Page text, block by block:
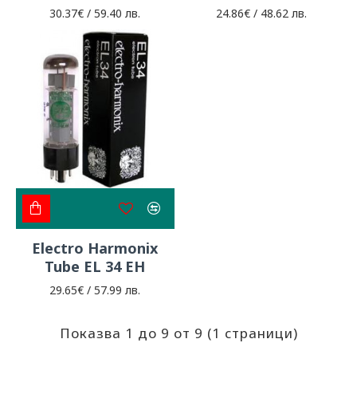
30.37€ / 59.40 лв. 24.86€ / 48.62 лв.
Electro Harmonix
Tube EL 34 EH
29.65€ / 57.99 лв.
Показва 1 до 9 от 9 (1 страници)